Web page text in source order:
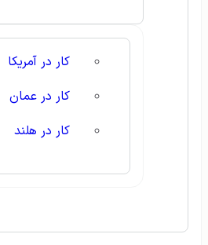
کار در آمریکا
کار در عمان
کار در هلند